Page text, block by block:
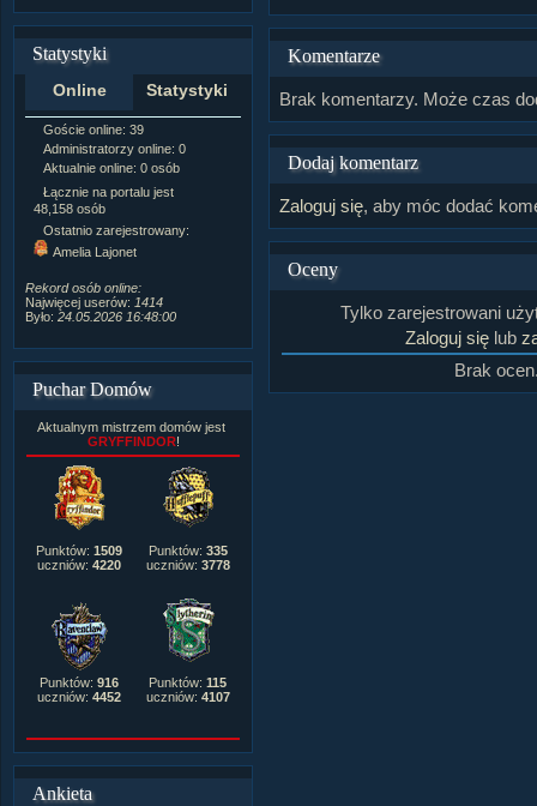
Statystyki
Online Statystyki
Goście online: 39
Administratorzy online: 0
Aktualnie online: 0 osób
Łącznie na portalu jest
48,158 osób
Ostatnio zarejestrowany:
Amelia Lajonet
Rekord osób online:
Najwięcej userów: 1414
Było: 24.05.2026 16:48:00
Zdjęć w galerii:21,490
Postów na forum:319,637
Komentarzy do materiałów:
222,019
Wlepionych ostrzeżeń:
Puchar Domów
Aktualnym mistrzem domów jest
GRYFFINDOR!
Punktów: 1509
uczniów: 4220
Punktów: 335
uczniów: 3778
Punktów: 916
uczniów: 4452
Punktów: 115
uczniów: 4107
Ankieta
Komentarze
Brak komentarzy. Może czas
Dodaj komentarz
Zaloguj się, aby móc dodać
Oceny
Tylko zarejestrowani
Zaloguj się lub
Brak